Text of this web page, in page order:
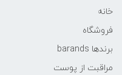
خانه
فروشگاه
برندها barands
مراقبت از پوست